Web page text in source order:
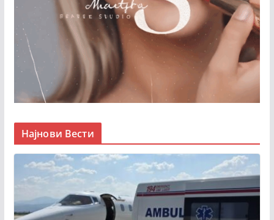
Најнови Вести